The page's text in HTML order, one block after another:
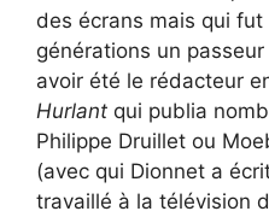
des écrans mais qui fut
générations un
avoir été le rédacteur
Hurlant qui publia
Philippe Druillet ou
(avec qui Dionnet a
travaillé à la télévision